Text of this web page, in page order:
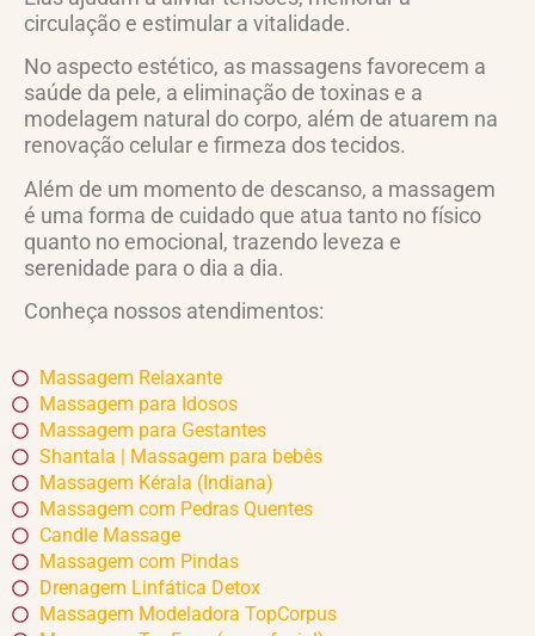
circulação e estimular a vitalidade.
No aspecto estético, as massagens favorecem a
saúde da pele, a eliminação de toxinas e a
modelagem natural do corpo, além de atuarem na
renovação celular e firmeza dos tecidos.
Além de um momento de descanso, a massagem
é uma forma de cuidado que atua tanto no físico
quanto no emocional, trazendo leveza e
serenidade para o dia a dia.
Conheça nossos atendimentos:
Massagem Relaxante
Massagem para Idosos
Massagem para Gestantes
Shantala | Massagem para bebês
Massagem Kérala (Indiana)
Massagem com Pedras Quentes
Candle Massage
Massagem com Pindas
Drenagem Linfática Detox
Massagem Modeladora TopCorpus